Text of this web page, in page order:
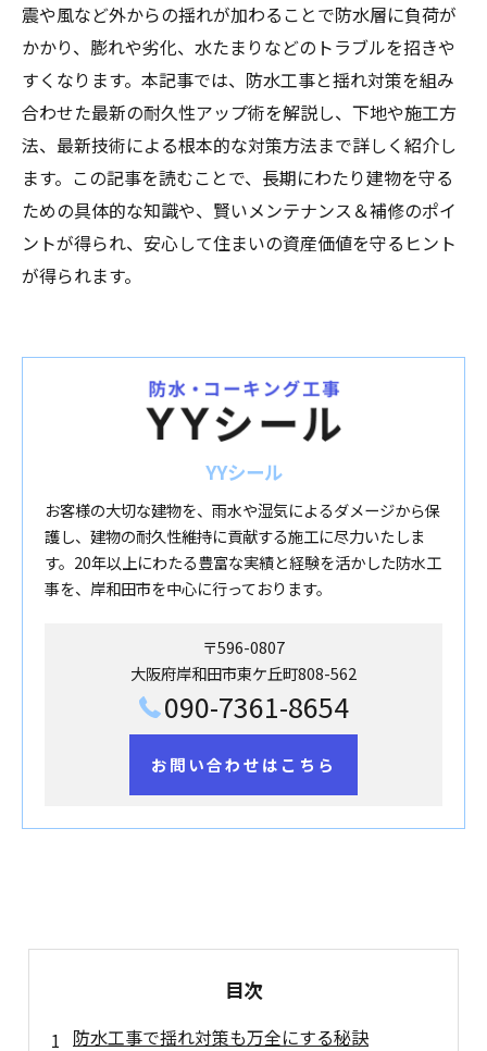
震や風など外からの揺れが加わることで防水層に負荷が
かかり、膨れや劣化、水たまりなどのトラブルを招きや
すくなります。本記事では、防水工事と揺れ対策を組み
合わせた最新の耐久性アップ術を解説し、下地や施工方
法、最新技術による根本的な対策方法まで詳しく紹介し
ます。この記事を読むことで、長期にわたり建物を守る
ための具体的な知識や、賢いメンテナンス＆補修のポイ
ントが得られ、安心して住まいの資産価値を守るヒント
が得られます。
YYシール
お客様の大切な建物を、雨水や湿気によるダメージから保
護し、建物の耐久性維持に貢献する施工に尽力いたしま
す。20年以上にわたる豊富な実績と経験を活かした防水工
事を、岸和田市を中心に行っております。
〒596-0807
大阪府岸和田市東ケ丘町808-562
090-7361-8654
お問い合わせはこちら
目次
防水工事で揺れ対策も万全にする秘訣